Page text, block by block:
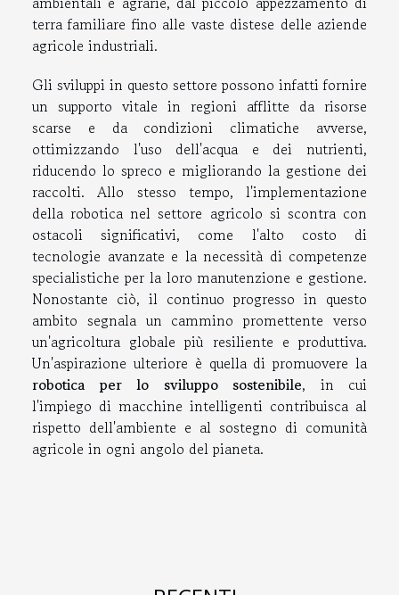
terra familiare fino alle vaste distese delle aziende
agricole industriali.
Gli sviluppi in questo settore possono infatti fornire
un supporto vitale in regioni afflitte da risorse
scarse e da condizioni climatiche avverse,
ottimizzando l'uso dell'acqua e dei nutrienti,
riducendo lo spreco e migliorando la gestione dei
raccolti. Allo stesso tempo, l'implementazione
della robotica nel settore agricolo si scontra con
ostacoli significativi, come l'alto costo di
tecnologie avanzate e la necessità di competenze
specialistiche per la loro manutenzione e gestione.
Nonostante ciò, il continuo progresso in questo
ambito segnala un cammino promettente verso
un'agricoltura globale più resiliente e produttiva.
Un'aspirazione ulteriore è quella di promuovere la
robotica per lo sviluppo sostenibile, in cui
l'impiego di macchine intelligenti contribuisca al
rispetto dell'ambiente e al sostegno di comunità
agricole in ogni angolo del pianeta.